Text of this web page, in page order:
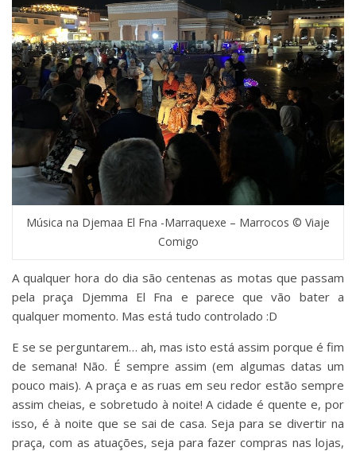
Música na Djemaa El Fna -Marraquexe – Marrocos © Viaje
Comigo
A qualquer hora do dia são centenas as motas que passam
pela praça Djemma El Fna e parece que vão bater a
qualquer momento. Mas está tudo controlado :D
E se se perguntarem… ah, mas isto está assim porque é fim
de semana! Não. É sempre assim (em algumas datas um
pouco mais). A praça e as ruas em seu redor estão sempre
assim cheias, e sobretudo à noite! A cidade é quente e, por
isso, é à noite que se sai de casa. Seja para se divertir na
praça, com as atuações, seja para fazer compras nas lojas,